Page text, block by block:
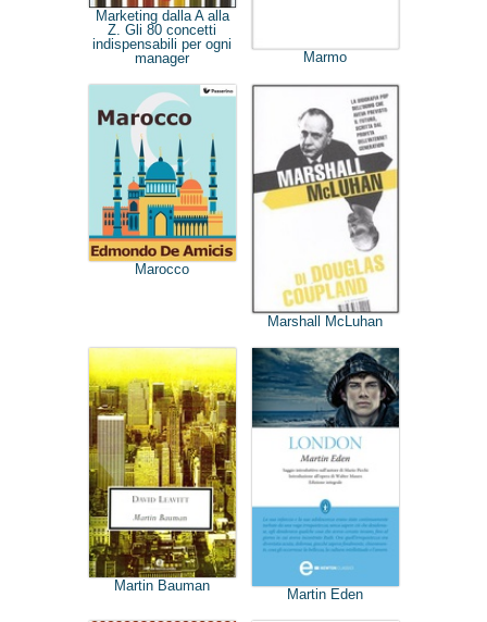
Marketing dalla A alla
Z. Gli 80 concetti
indispensabili per ogni
manager
Marmo
Marocco
Marshall McLuhan
Martin Bauman
Martin Eden